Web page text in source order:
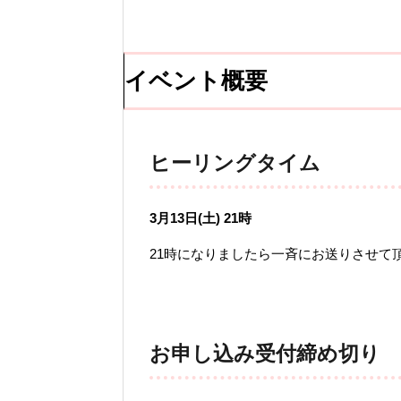
イベント概要
ヒーリングタイム
3月13日(土) 21時
21時になりましたら一斉にお送りさせて
お申し込み受付締め切り